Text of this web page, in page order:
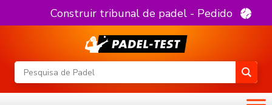
Construir tribunal de padel - Pedido